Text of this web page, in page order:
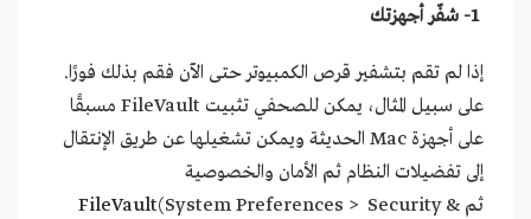
1- شفّر أجهزتك
إذا لم تقم بتشفير قرص الكمبيوتر حتى الآن فقم بذلك فورًا.
على سبيل المثال، يمكن للصحفي تثبيت FileVault مسبقًا
على أجهزة Mac الحديثة ويمكن تشغيلها عن طريق الإنتقال
إلى تفضيلات النظام ثم الأمان والخصوصية
ثم
FileVault(System Preferences > Security &